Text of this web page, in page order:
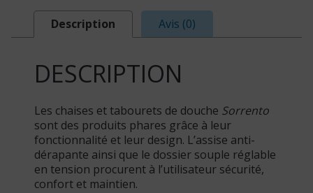
Description Avis (0)
DESCRIPTION
Les chaises et tabourets de douche Sorrento
sont des produits phares grâce à leur
fonctionnalité et leur design. L’assise anti-
dérapante ainsi que le dossier souple réglable
en tension procurent à l’utilisateur sécurité,
confort et maintien.